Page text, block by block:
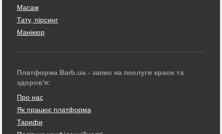
Масаж
Тату, пірсинг
Манікюр
Платформа Barb.ua - запис на послуги краси та
здоров'я:
Про нас
Як працює платформа
Тарифи